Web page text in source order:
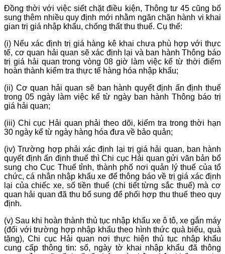
Đồng thời với việc siết chặt điều kiện, Thông tư 45 cũng bổ
sung thêm nhiều quy định mới nhằm ngăn chặn hành vi khai
gian trị giá nhập khẩu, chống thất thu thuế. Cụ thể:
(i) Nếu xác định trị giá hàng kê khai chưa phù hợp với thực
tế, cơ quan hải quan sẽ xác định lại và ban hành Thông báo
trị giá hải quan trong vòng 08 giờ làm việc kể từ thời điểm
hoàn thành kiểm tra thực tế hàng hóa nhập khẩu;
(ii) Cơ quan hải quan sẽ ban hành quyết định ấn định thuế
trong 05 ngày làm việc kể từ ngày ban hành Thông báo trị
giá hải quan;
(iii) Chi cục Hải quan phải theo dõi, kiểm tra trong thời hạn
30 ngày kể từ ngày hàng hóa đưa về bảo quản;
(iv) Trường hợp phải xác định lại trị giá hải quan, ban hành
quyết định ấn định thuế thì Chi cục Hải quan gửi văn bản bổ
sung cho Cục Thuế tỉnh, thành phố nơi quản lý thuế của tổ
chức, cá nhân nhập khẩu xe để thông báo về trị giá xác định
lại của chiếc xe, số tiền thuế (chi tiết từng sắc thuế) mà cơ
quan hải quan đã thu bổ sung để phối hợp thu thuế theo quy
định.
(v) Sau khi hoàn thành thủ tục nhập khẩu xe ô tô, xe gắn máy
(đối với trường hợp nhập khẩu theo hình thức quà biếu, quà
tặng), Chi cục Hải quan nơi thực hiện thủ tục nhập khẩu
cung cấp thông tin: số, ngày tờ khai nhập khẩu đã thông